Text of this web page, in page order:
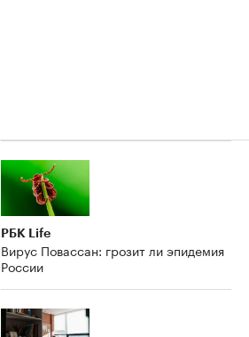
РБК Life
Вирус Повассан: грозит ли эпидемия
России